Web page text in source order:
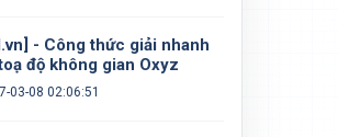
- Công thức giải nhanh
độ không gian Oxyz
03-08 02:06:51